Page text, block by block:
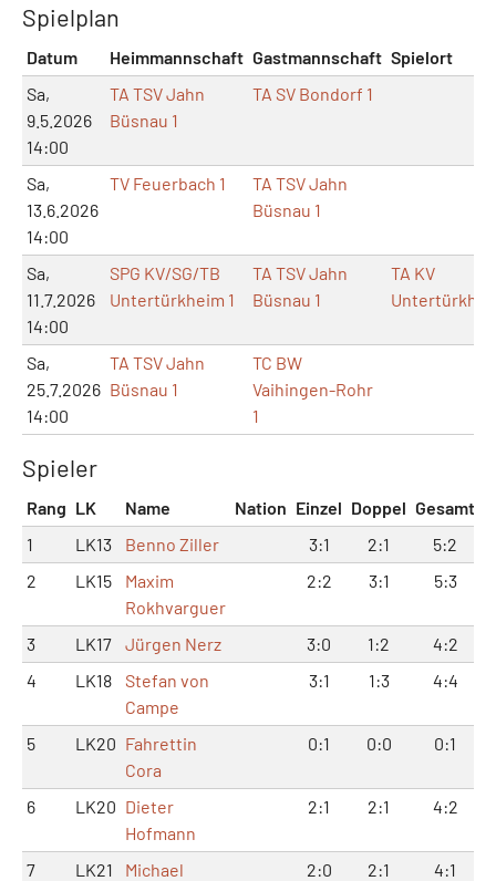
Spielplan
Datum Heimmannschaft Gastmannschaft Spielort
Sa,
9.5.2026
14:00
TA TSV Jahn
Büsnau 1
TA SV Bondorf 1
Sa,
13.6.2026
14:00
TV Feuerbach 1
TA TSV Jahn
Büsnau 1
Sa,
11.7.2026
14:00
SPG KV/SG/TB
Untertürkheim 1
TA TSV Jahn
Büsnau 1
TA KV
Sa,
25.7.2026
14:00
TA TSV Jahn
Büsnau 1
TC BW
Vaihingen-Rohr
1
Spieler
Rang LK Name Nation Einzel Doppel Gesamt
1
LK13 Benno Ziller 3:1 2:1
5:2
2
LK15
Maxim
Rokhvarguer
2:2 3:1 5:3
3 LK17 Jürgen Nerz 3:0 1:2
4:2
4
LK18
Stefan von
Campe
3:1 1:3 4:4
5 LK20 Fahrettin
Cora
0:1 0:0 0:1
6 LK20 Dieter
Hofmann
2:1 2:1 4:2
7 LK21
Michael
2:0 2:1 4:1